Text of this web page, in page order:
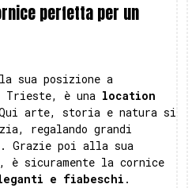
perfetta per un
sua posizione a
Trieste, è una location
arte, storia e natura si
regalando grandi
Grazie poi alla sua
è sicuramente la cornice
e fiabeschi .